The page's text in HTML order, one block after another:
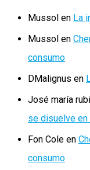
Mussol en La
Mussol en
consumo
DMalignus en
José maría
se disuelve
Fon Cole en
consumo